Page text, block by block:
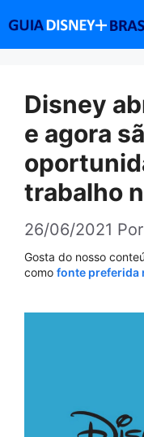
conteúdo
Disney
e agora
trabalho
26/06/2021 Por
Gosta do nosso
como fonte preferida